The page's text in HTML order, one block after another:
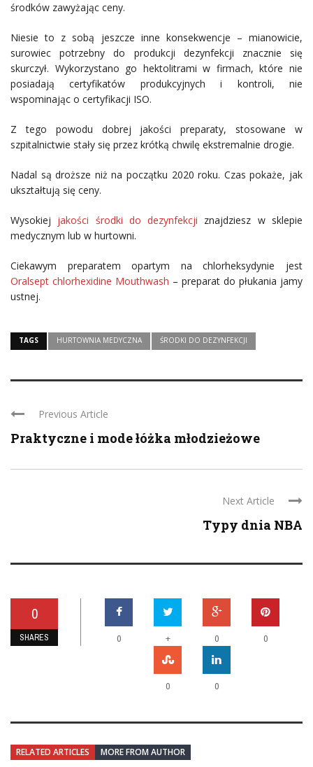
środków zawyżając ceny.
Niesie to z sobą jeszcze inne konsekwencje – mianowicie,
surowiec potrzebny do produkcji dezynfekcji znacznie się
skurczył. Wykorzystano go hektolitrami w firmach, które nie
posiadają certyfikatów produkcyjnych i kontroli, nie
wspominając o certyfikacji ISO.
Z tego powodu dobrej jakości preparaty, stosowane w
szpitalnictwie stały się przez krótką chwilę ekstremalnie drogie.
Nadal są droższe niż na początku 2020 roku. Czas pokaże, jak
ukształtują się ceny.
Wysokiej jakości środki do dezynfekcji znajdziesz w sklepie
medycznym lub w hurtowni.
Ciekawym preparatem opartym na chlorheksydynie jest
Oralsept chlorhexidine Mouthwash – preparat do płukania jamy
ustnej.
TAGS HURTOWNIA MEDYCZNA ŚRODKI DO DEZYNFEKCJI
Previous Article
Praktyczne i mode łóżka młodzieżowe
Next Article
Typy dnia NBA
0
SHARES 0 + 0 0
0 0
RELATED ARTICLES MORE FROM AUTHOR